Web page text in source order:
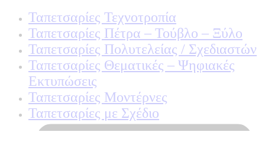
Ταπετσαρίες Τεχνοτροπία
Ταπετσαρίες Πέτρα – Τούβλο – Ξύλο
Ταπετσαρίες Πολυτελείας / Σχεδιαστών
Ταπετσαρίες Θεματικές – Ψηφιακές
Εκτυπώσεις
Ταπετσαρίες Μοντέρνες
Ταπετσαρίες με Σχέδιο